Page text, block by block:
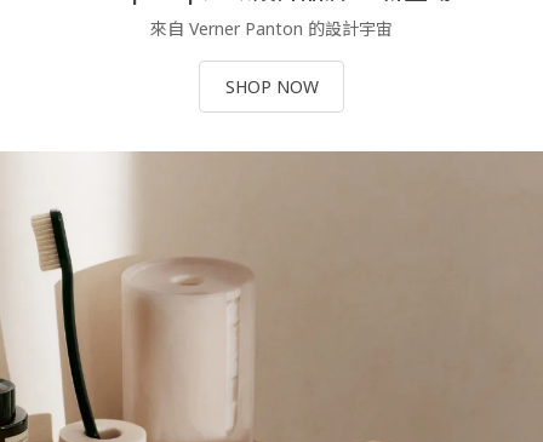
來自 Verner Panton 的設計宇宙
SHOP NOW